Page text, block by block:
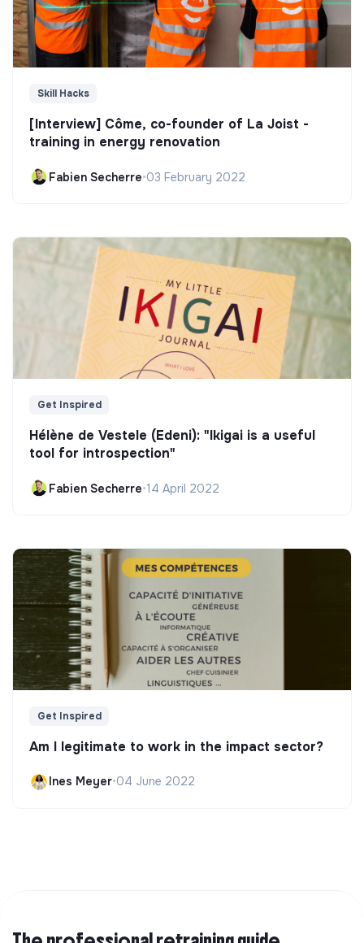
Skill Hacks
[Interview] Côme, co-founder of La Joist -
training in energy renovation
Fabien Secherre•03 February 2022
Get Inspired
Hélène de Vestele (Edeni): "Ikigai is a useful
tool for introspection"
Fabien Secherre•14 April 2022
Get Inspired
Am I legitimate to work in the impact sector?
Ines Meyer•04 June 2022